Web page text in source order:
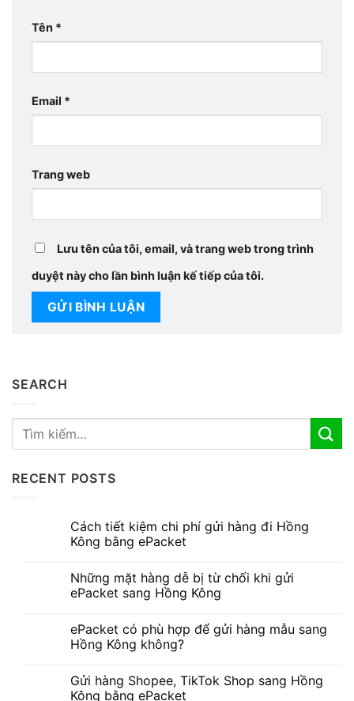
Tên *
Email *
Trang web
Lưu tên của tôi, email, và trang web trong trình
duyệt này cho lần bình luận kế tiếp của tôi.
SEARCH
RECENT POSTS
Cách tiết kiệm chi phí gửi hàng đi Hồng
Kông bằng ePacket
Những mặt hàng dễ bị từ chối khi gửi
ePacket sang Hồng Kông
ePacket có phù hợp để gửi hàng mẫu sang
Hồng Kông không?
Gửi hàng Shopee, TikTok Shop sang Hồng
Kông bằng ePacket